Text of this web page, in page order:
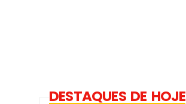
DESTAQUES DE HOJE